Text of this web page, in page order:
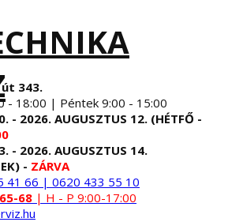
343.
- 18:00 | Péntek 9:00 - 15:00
- 2026. AUGUSZTUS 12. (HÉTFŐ -
- 2026. AUGUSZTUS 14.
- ZÁRVA
41 66 | 0620 433 55 10
68 | H - P 9:00-17:00